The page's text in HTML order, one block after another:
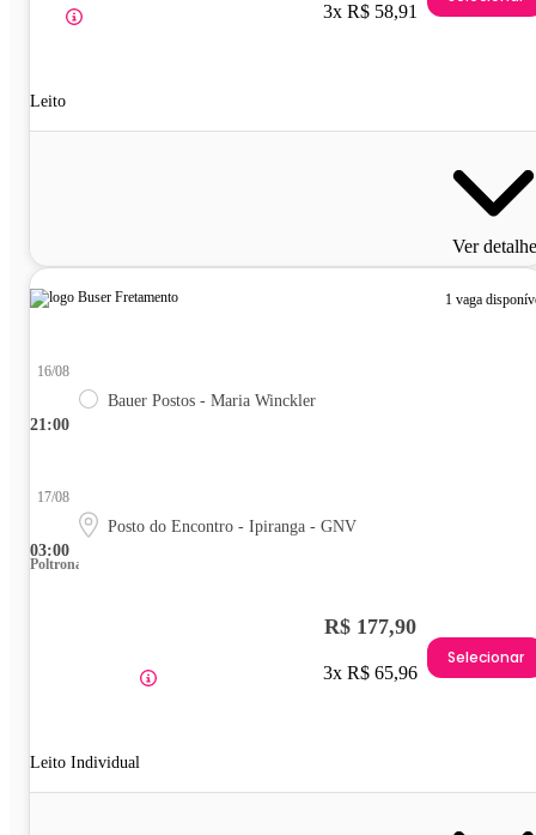
Leito
3x R$ 58,91
Ver
1 vaga
21:00
16/08
Bauer Postos - Maria Winckler
03:00
17/08
Posto do Encontro - Ipiranga - GNV
Poltrona
Leito Individual
R$ 177,90
3x R$ 65,96
Selecionar